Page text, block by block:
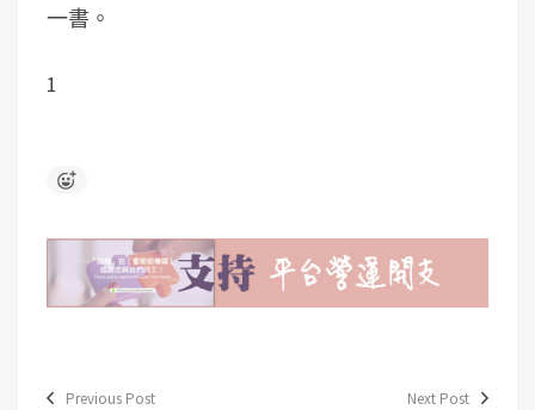
一書。
1
Previous Post Next Post